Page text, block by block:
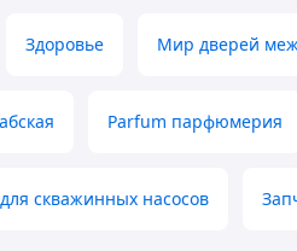
Здоровье Мир дверей
Parfum парфюмерия
скважинных насосов